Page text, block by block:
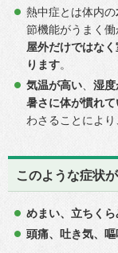
熱中症とは体内の
節機能がうまく働
屋外だけではな
ります。
気温が高い、 湿度
暑さに体が慣れて
わさることにより
このような症状
めまい、立ちく
頭痛、吐き気、